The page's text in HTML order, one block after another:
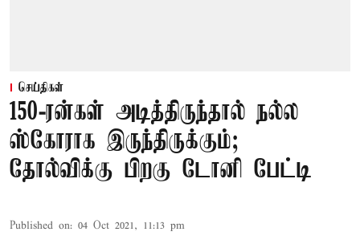
செய்திகள்
150-ரன்கள் அடித்திருந்தால் நல்ல
ஸ்கோராக இருந்திருக்கும்;
தோல்விக்கு பிறகு டோனி பேட்டி
Published on: 04 Oct 2021, 11:13 pm